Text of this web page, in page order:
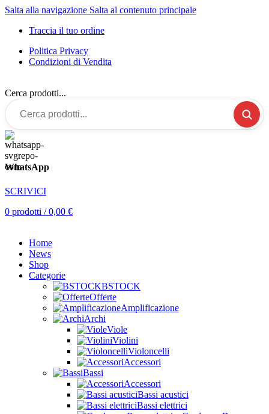
Salta alla navigazione Salta al contenuto principale
Traccia il tuo ordine
Politica Privacy
Condizioni di Vendita
Cerca prodotti...
WhatsApp
SCRIVICI
0 prodotti / 0,00 €
Home
News
Shop
Categorie
BSTOCK
Offerte
Amplificazione
Archi
Viole
Violini
Violoncelli
Accessori
Bassi
Accessori
Bassi acustici
Bassi elettrici